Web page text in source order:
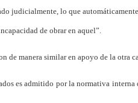
judicialmente, lo que
de obrar en aquel”.
manera similar en apoyo de la otra
es admitido por la normativa